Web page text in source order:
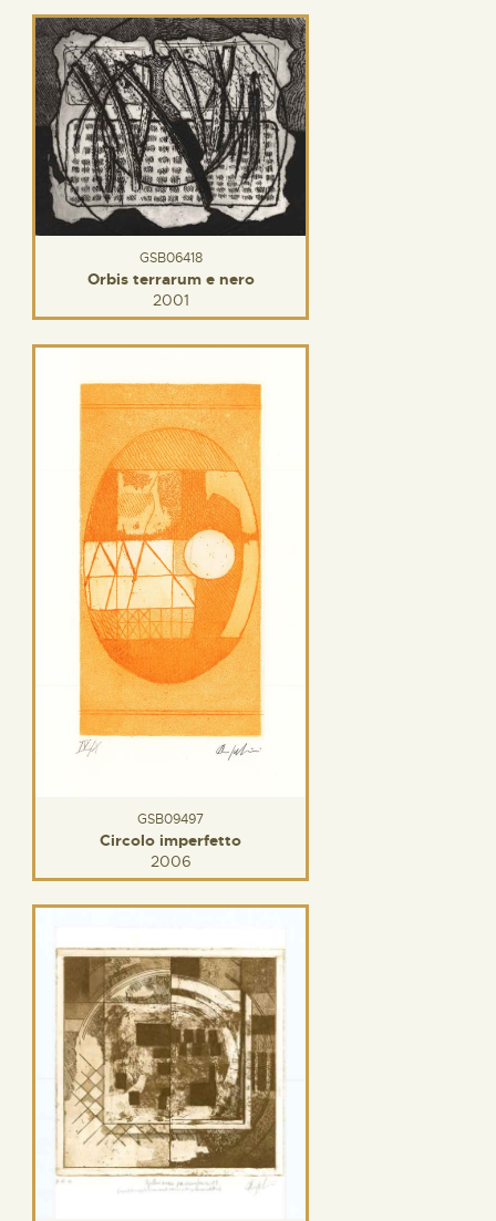
GSB06418
Orbis terrarum e nero
2001
GSB09497
Circolo imperfetto
2006